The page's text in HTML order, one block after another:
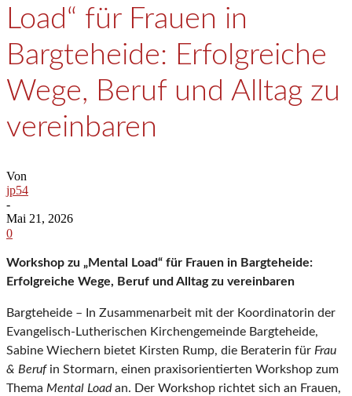
Load“ für Frauen in
Bargteheide: Erfolgreiche
Wege, Beruf und Alltag zu
vereinbaren
Von
jp54
-
Mai 21, 2026
0
Workshop zu „Mental Load“ für Frauen in Bargteheide:
Erfolgreiche Wege, Beruf und Alltag zu vereinbaren
Bargteheide – In Zusammenarbeit mit der Koordinatorin der
Evangelisch-Lutherischen Kirchengemeinde Bargteheide,
Sabine Wiechern bietet Kirsten Rump, die Beraterin für Frau
& Berufin Stormarn, einen praxisorientierten Workshop zum
Thema Mental Loadan. Der Workshop richtet sich an Frauen,